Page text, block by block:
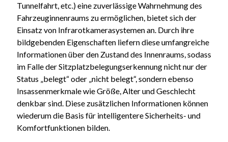
Tunnelfahrt, etc.) eine zuverlässige Wahrnehmung des
Fahrzeuginnenraums zu ermöglichen, bietet sich der
Einsatz von Infrarotkamerasystemen an. Durch ihre
bildgebenden Eigenschaften liefern diese umfangreiche
Informationen über den Zustand des Innenraums, sodass
im Falle der Sitzplatzbelegungserkennung nicht nur der
Status „belegt“ oder „nicht belegt“, sondern ebenso
Insassenmerkmale wie Größe, Alter und Geschlecht
denkbar sind. Diese zusätzlichen Informationen können
wiederum die Basis für intelligentere Sicherheits- und
Komfortfunktionen bilden.